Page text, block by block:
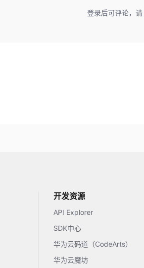
登录后可评论，请
开发资源
API Explorer
SDK中心
华为云码道（CodeArts）
华为云魔坊